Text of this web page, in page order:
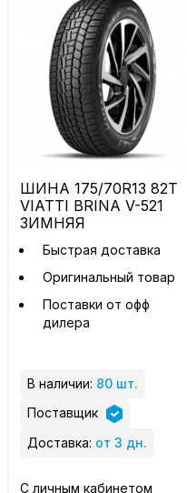
ШИНА 175/70R13 82T
VIATTI BRINA V-521
ЗИМНЯЯ
Быстрая доставка
Оригинальный товар
Поставки от офф
дилера
В наличии: 80 шт.
Поставщик
Доставка: от 3 дн.
С личным кабинетом